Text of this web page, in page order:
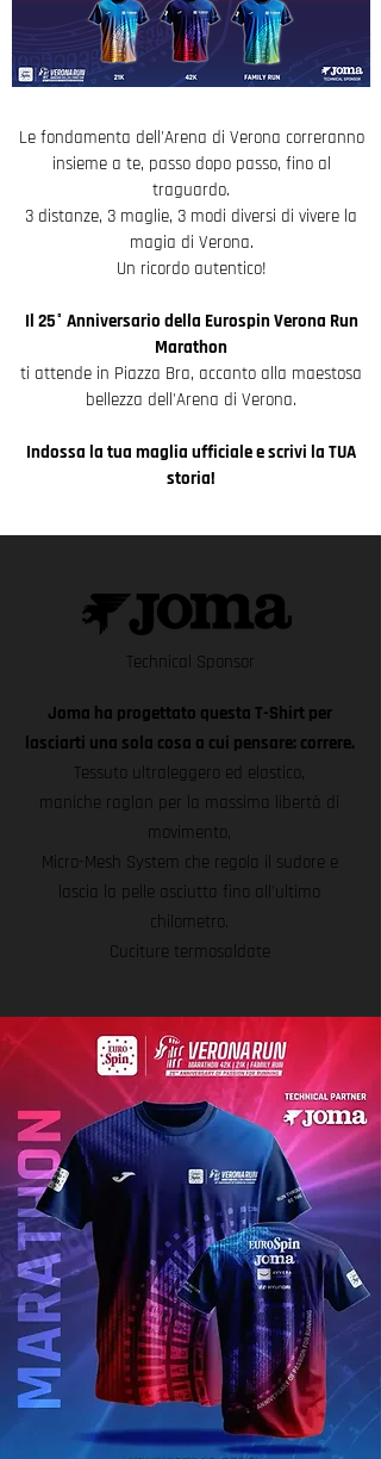
Le fondamenta dell'Arena di Verona correranno
insieme a te, passo dopo passo, fino al
traguardo.
3 distanze, 3 maglie, 3 modi diversi di vivere la
magia di Verona.
Un ricordo autentico!
Il 25° Anniversario della Eurospin Verona Run
Marathon
ti attende in Piazza Bra, accanto alla maestosa
bellezza dell'Arena di Verona.
Indossa la tua maglia ufficiale e scrivi la TUA
storia!
Technical Sponsor
Joma ha progettato questa T-Shirt per
lasciarti una sola cosa a cui pensare: correre.
Tessuto ultraleggero ed elastico,
maniche raglan per la massima libertà di
movimento,
Micro-Mesh System che regola il sudore e
lascia la pelle asciutta fino all'ultimo
chilometro.
Cuciture termosaldate